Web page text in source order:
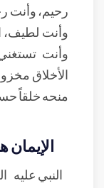
رحيم، وأنت
وأنت لطيف،
وأنت
الأخلاق
منحه خلقاً
الإيمان
النبي عليه